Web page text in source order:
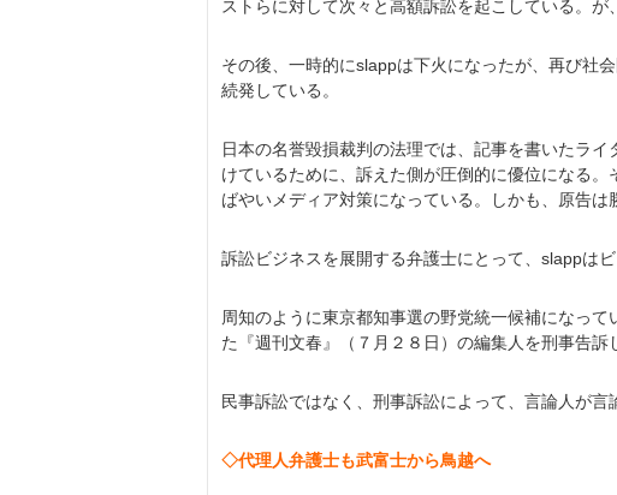
ストらに対して次々と高額訴訟を起こしている。が
その後、一時的にslappは下火になったが、再び社
続発している。
日本の名誉毀損裁判の法理では、記事を書いたラ
けているために、訴えた側が圧倒的に優位になる
ばやいメディア対策になっている。しかも、原告は
訴訟ビジネスを展開する弁護士にとって、slappはビ
周知のように東京都知事選の野党統一候補になっ
た『週刊文春』（７月２８日）の編集人を刑事告訴
民事訴訟ではなく、刑事訴訟によって、言論人が言
◇代理人弁護士も武富士から鳥越へ